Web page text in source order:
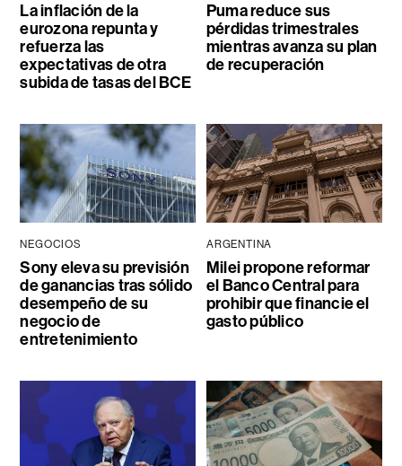
La inflación de la
eurozona repunta y
refuerza las
expectativas de otra
subida de tasas del BCE
Puma reduce sus
pérdidas trimestrales
mientras avanza su plan
de recuperación
NEGOCIOS
Sony eleva su previsión
de ganancias tras sólido
desempeño de su
negocio de
entretenimiento
ARGENTINA
Milei propone reformar
el Banco Central para
prohibir que financie el
gasto público